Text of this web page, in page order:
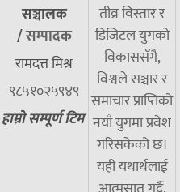
सञ्चालक
/सम्पादक
रामदत्त मिश्र
९८५१०२५९४९
हाम्रो सम्पूर्ण टिम
तीव्र विस्तार र
डिजिटल युगको
विकाससँगै,
विश्वले सञ्चार र
समाचार प्राप्तिको
नयाँ युगमा प्रवेश
गरिसकेको छ।
यही यथार्थलाई